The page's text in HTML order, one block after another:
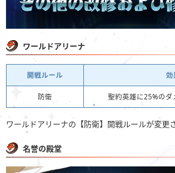
ワールドアリーナ
開戦ルール 効
防衛 聖約英雄に25%のダ
ワールドアリーナの【防衛】開戦ルールが変更
名誉の殿堂